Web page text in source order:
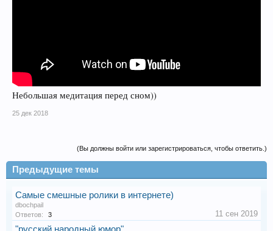
Небольшая медитация перед сном))
25 дек 2018
(Вы должны войти или зарегистрироваться, чтобы ответить.)
Предыдущие темы
Самые смешные ролики в интернете)
dbochpail
Ответов:
3 11 сен 2019